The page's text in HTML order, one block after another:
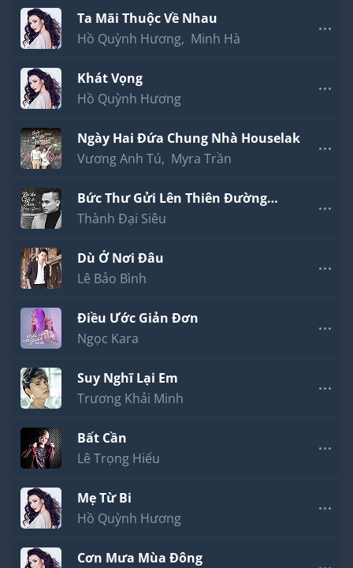
Ta Mãi Thuộc Về Nhau
Hồ Quỳnh Hương, Minh Hà
Khát Vọng
Hồ Quỳnh Hương
Ngày Hai Đứa Chung Nhà Houselak
Vương Anh Tú, Myra Trần
Bức Thư Gửi Lên Thiên Đường
(Cover)
Thành Đại Siêu
Dù Ở Nơi Đâu
Lê Bảo Bình
Điều Ước Giản Đơn
Ngọc Kara
Suy Nghĩ Lại Em
Trương Khải Minh
Bất Cần
Lê Trọng Hiếu
Mẹ Từ Bi
Hồ Quỳnh Hương
Cơn Mưa Mùa Đông